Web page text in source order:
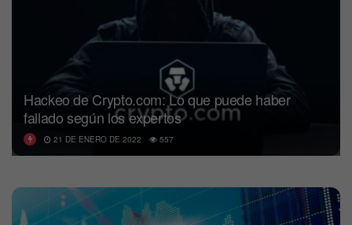
Hackeo de Crypto.com: Lo que puede haber
fallado según los expertos
21 DE ENERO DE 2022 557